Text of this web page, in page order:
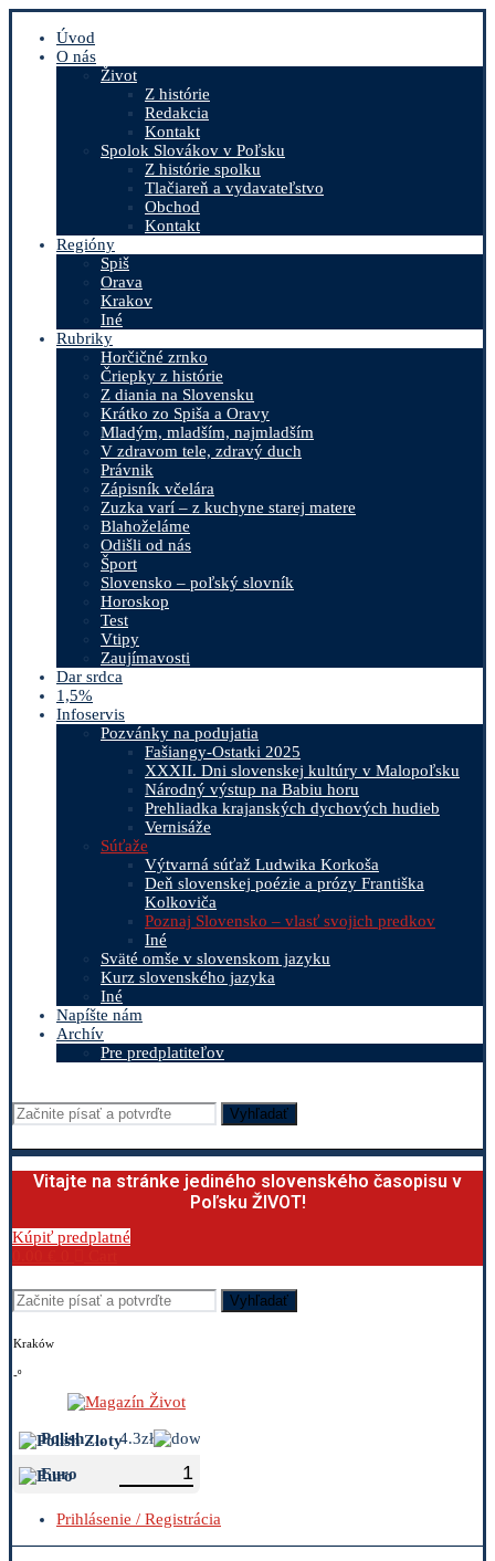
Úvod
O nás
Život
Z histórie
Redakcia
Kontakt
Spolok Slovákov v Poľsku
Z histórie spolku
Tlačiareň a vydavateľstvo
Obchod
Kontakt
Regióny
Spiš
Orava
Krakov
Iné
Rubriky
Horčičné zrnko
Čriepky z histórie
Z diania na Slovensku
Krátko zo Spiša a Oravy
Mladým, mladším, najmladším
V zdravom tele, zdravý duch
Právnik
Zápisník včelára
Zuzka varí – z kuchyne starej matere
Blahoželáme
Odišli od nás
Šport
Slovensko – poľský slovník
Horoskop
Test
Vtipy
Zaujímavosti
Dar srdca
1,5%
Infoservis
Pozvánky na podujatia
Fašiangy-Ostatki 2025
XXXII. Dni slovenskej kultúry v Malopoľsku
Národný výstup na Babiu horu
Prehliadka krajanských dychových hudieb
Vernisáže
Súťaže
Výtvarná súťaž Ludwika Korkoša
Deň slovenskej poézie a prózy Františka
Kolkoviča
Poznaj Slovensko – vlasť svojich predkov
Iné
Sväté omše v slovenskom jazyku
Kurz slovenského jazyka
Iné
Napíšte nám
Archív
Pre predplatiteľov
Vyhľadať
Vitajte na stránke jediného slovenského časopisu v
Poľsku ŽIVOT!
Kúpiť predplatné
Vyhľadať
Kraków
-º
Polish Zloty
4.3zł
Euro
Prihlásenie / Registrácia